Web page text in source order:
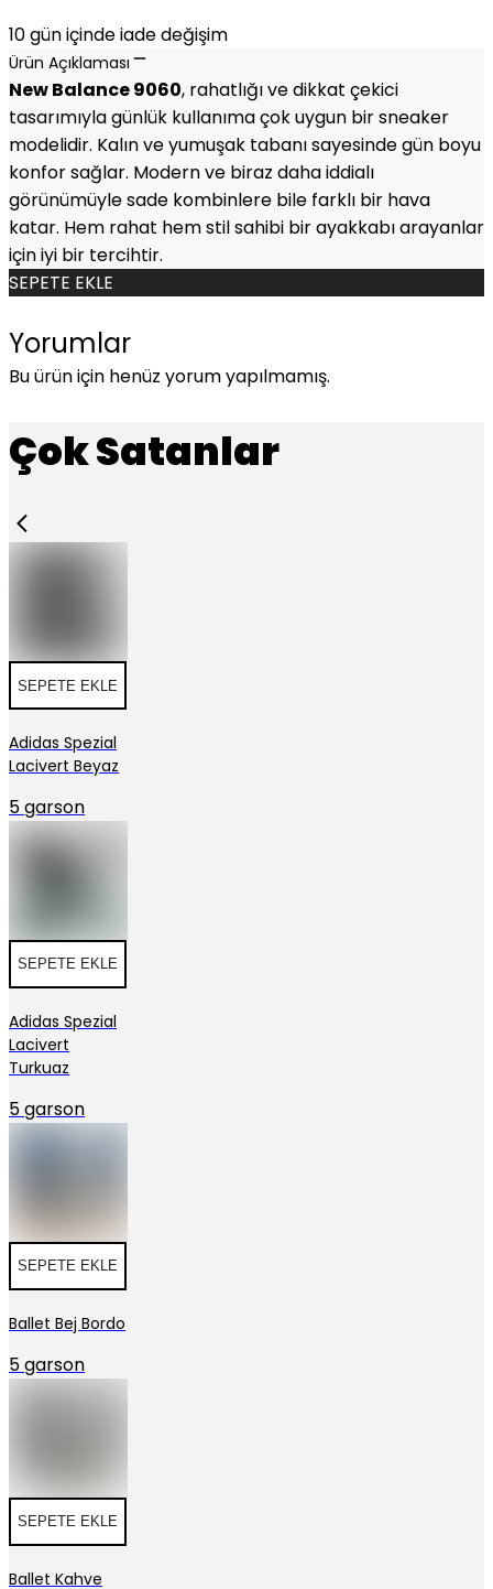
10 gün içinde iade değişim
Ürün Açıklaması
New Balance 9060, rahatlığı ve dikkat çekici
tasarımıyla günlük kullanıma çok uygun bir sneaker
modelidir. Kalın ve yumuşak tabanı sayesinde gün boyu
konfor sağlar. Modern ve biraz daha iddialı
görünümüyle sade kombinlere bile farklı bir hava
katar. Hem rahat hem stil sahibi bir ayakkabı arayanlar
için iyi bir tercihtir.
SEPETE EKLE
Yorumlar
Bu ürün için henüz yorum yapılmamış.
Çok Satanlar
SEPETE EKLE
Adidas Spezial
Lacivert Beyaz
5 garson
SEPETE EKLE
Adidas Spezial
Lacivert
Turkuaz
5 garson
SEPETE EKLE
Ballet Bej Bordo
5 garson
SEPETE EKLE
Ballet Kahve